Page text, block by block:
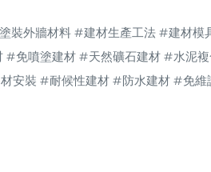
裝外牆材料#建材生產工法#建材模
#免噴塗建材#天然礦石建材#水泥
安裝 #耐候性建材#防水建材#免維